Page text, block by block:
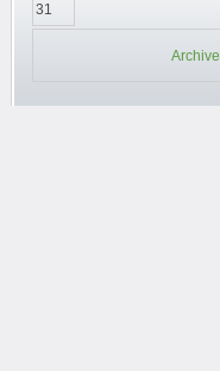
31
Archive